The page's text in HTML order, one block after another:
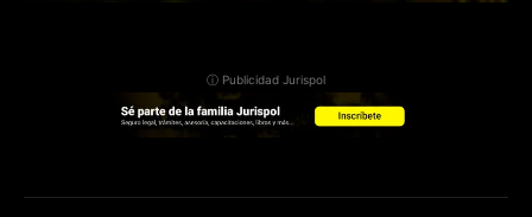
ⓘ Publicidad Jurispol